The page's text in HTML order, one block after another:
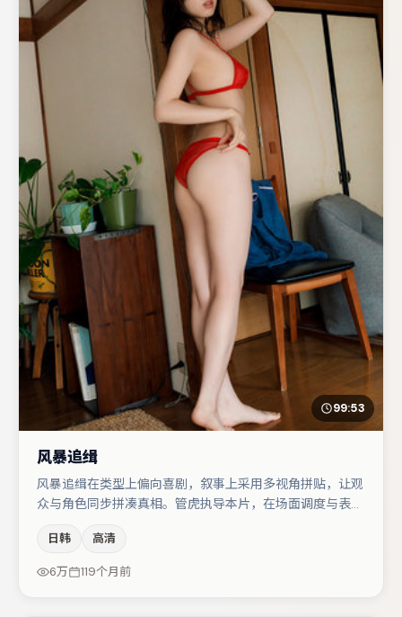
99:53
风暴追缉
风暴追缉在类型上偏向喜剧，叙事上采用多视角拼贴，让观
众与角色同步拼凑真相。管虎执导本片，在场面调度与表演
弗洛伦丝·皮尤、河正宇、胡歌等，角色动机前后呼应，适
合喜欢抠台词与伏笔的观众。若你偏爱强类型与清晰主线，
日韩 高清
6万 119个月前